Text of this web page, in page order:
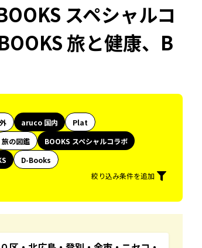
スペシャルコ
旅と健康、B
aruco 国内
Plat
旅の図鑑
BOOKS スペシャルコラボ
D-Books
絞り込み条件を追加